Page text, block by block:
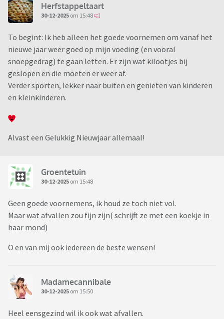
Herfstappeltaart
30-12-2025 om 15:48
To begint: Ik heb alleen het goede voornemen om vanaf het
nieuwe jaar weer goed op mijn voeding (en vooral
snoepgedrag) te gaan letten. Er zijn wat kilootjes bij
geslopen en die moeten er weer af.
Verder sporten, lekker naar buiten en genieten van kinderen
en kleinkinderen.
Alvast een Gelukkig Nieuwjaar allemaal!
Groentetuin
30-12-2025 om 15:48
Geen goede voornemens, ik houd ze toch niet vol.
Maar wat afvallen zou fijn zijn( schrijft ze met een koekje in
haar mond)
O en van mij ook iedereen de beste wensen!
Madamecannibale
30-12-2025 om 15:50
Heel eensgezind wil ik ook wat afvallen.